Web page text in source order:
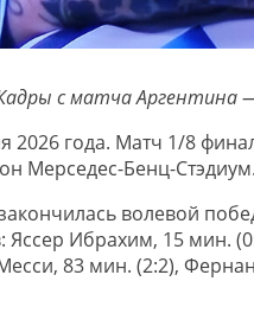
с матча Аргентина
2026 года. Матч 1/8
Мерседес-Бенц-Стэдиум.
волевой
Яссер Ибрахим, 15 мин.
83 мин. (2:2),